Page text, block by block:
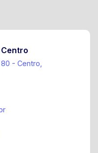
- Centro,